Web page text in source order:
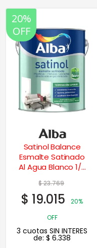
20%
OFF
Plastilux – Polilak
Revestimiento UV
4 Lts.
$117.814
$94.251
20%
OFF
3 cuotas SIN INTERES
de: $ 31.417